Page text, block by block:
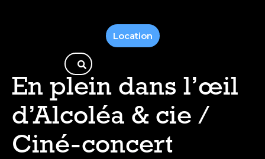
Location
En plein dans l’œil
d’Alcoléa & cie /
Ciné-concert